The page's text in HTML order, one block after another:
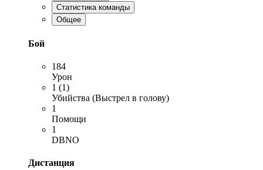
Статистика команды
Общее
Бой
184
Урон
1 (1)
Убийства (Выстрел в голову)
1
Помощи
1
DBNO
Дистанция